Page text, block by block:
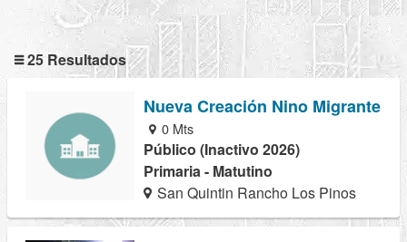
25 Resultados
Nueva Creación Nino Migrante
0 Mts
Público (Inactivo 2026)
Primaria - Matutino
San Quintin Rancho Los Pinos